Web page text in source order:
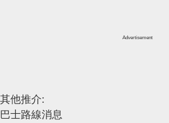
Advertisement
其他推介:
巴士路線消息